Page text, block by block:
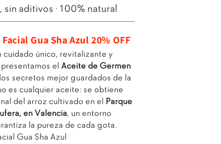
Abrir enlace
aditivos · 100% natural
Gua Sha Azul 20% OFF
cuidado único, revitalizante y
el Aceite de Germen
secretos mejor guardados de la
es cualquier aceite: se obtiene
del arroz cultivado en el Parque
en Valencia, un entorno
la pureza de cada gota.
Gua Sha Azul